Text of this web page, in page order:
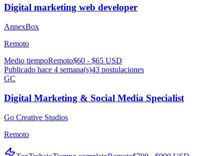
Digital marketing web developer
AnnexBox
Remoto
Medio tiempoRemoto$60 - $65 USD
Publicado hace 4 semana(s)43 postulaciones
GC
Digital Marketing & Social Media Specialist
Go Creative Studios
Remoto